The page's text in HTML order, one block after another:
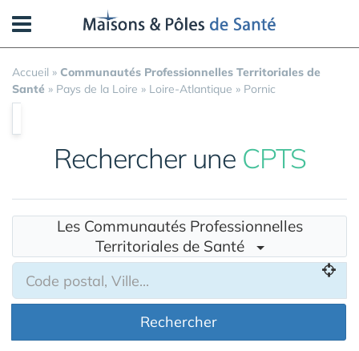
Accueil » Communautés Professionnelles Territoriales de
Santé » Pays de la Loire » Loire-Atlantique » Pornic
Rechercher une CPTS
Les Communautés Professionnelles
Territoriales de Santé
Rechercher
Panneau de gestion des cookies